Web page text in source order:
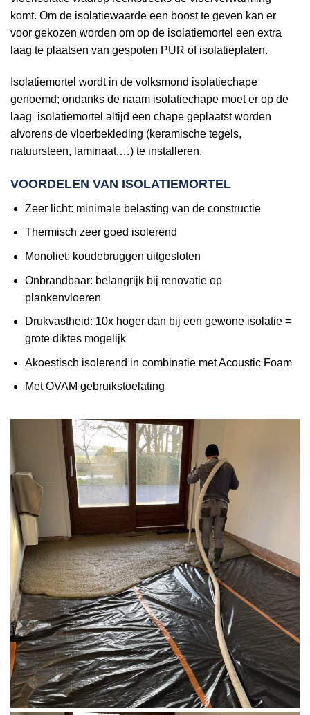
komt. Om de isolatiewaarde een boost te geven kan er
voor gekozen worden om op de isolatiemortel een extra
laag te plaatsen van gespoten PUR of isolatieplaten.
Isolatiemortel wordt in de volksmond isolatiechape
genoemd; ondanks de naam isolatiechape moet er op de
laag isolatiemortel altijd een chape geplaatst worden
alvorens de vloerbekleding (keramische tegels,
natuursteen, laminaat,…) te installeren.
VOORDELEN VAN ISOLATIEMORTEL
Zeer licht: minimale belasting van de constructie
Thermisch zeer goed isolerend
Monoliet: koudebruggen uitgesloten
Onbrandbaar: belangrijk bij renovatie op
plankenvloeren
Drukvastheid: 10x hoger dan bij een gewone isolatie =
grote diktes mogelijk
Akoestisch isolerend in combinatie met Acoustic Foam
Met OVAM gebruikstoelating